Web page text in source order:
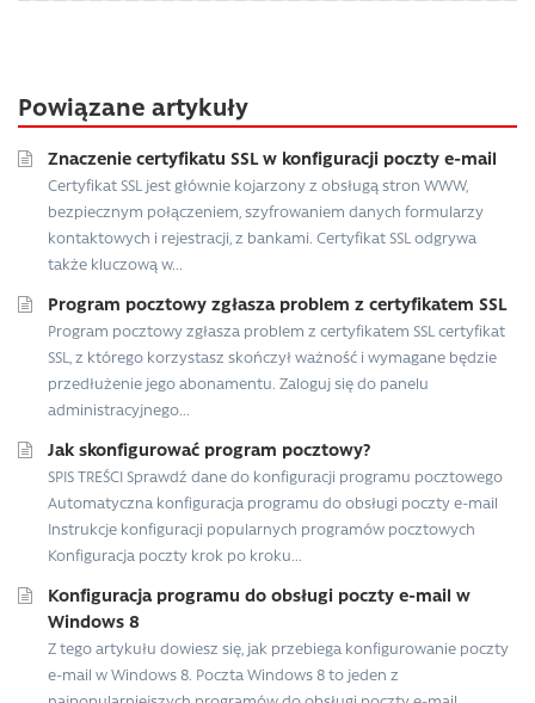
Powiązane artykuły
Znaczenie certyfikatu SSL w konfiguracji poczty e-mail
Certyfikat SSL jest głównie kojarzony z obsługą stron WWW,
bezpiecznym połączeniem, szyfrowaniem danych formularzy
kontaktowych i rejestracji, z bankami. Certyfikat SSL odgrywa
także kluczową w...
Program pocztowy zgłasza problem z certyfikatem SSL
Program pocztowy zgłasza problem z certyfikatem SSL certyfikat
SSL, z którego korzystasz skończył ważność i wymagane będzie
przedłużenie jego abonamentu. Zaloguj się do panelu
administracyjnego...
Jak skonfigurować program pocztowy?
SPIS TREŚCI Sprawdź dane do konfiguracji programu pocztowego
Automatyczna konfiguracja programu do obsługi poczty e-mail
Instrukcje konfiguracji popularnych programów pocztowych
Konfiguracja poczty krok po kroku...
Konfiguracja programu do obsługi poczty e-mail w
Windows 8
Z tego artykułu dowiesz się, jak przebiega konfigurowanie poczty
e-mail w Windows 8. Poczta Windows 8 to jeden z